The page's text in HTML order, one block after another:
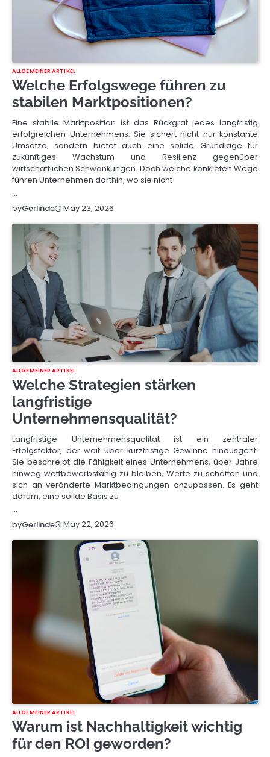
ALLGEMEINER ARTIKEL
Welche Erfolgswege führen zu
stabilen Marktpositionen?
Eine stabile Marktposition ist das Rückgrat jedes langfristig
erfolgreichen Unternehmens. Sie sichert nicht nur konstante
Umsätze, sondern bietet auch eine solide Grundlage für
zukünftiges Wachstum und Resilienz gegenüber
wirtschaftlichen Schwankungen. Doch welche konkreten Wege
führen Unternehmen dorthin, wo sie nicht
…
byGerlinde May 23, 2026
ALLGEMEINER ARTIKEL
Welche Strategien stärken
langfristige
Unternehmensqualität?
Langfristige Unternehmensqualität ist ein zentraler
Erfolgsfaktor, der weit über kurzfristige Gewinne hinausgeht.
Sie beschreibt die Fähigkeit eines Unternehmens, über Jahre
hinweg wettbewerbsfähig zu bleiben, Werte zu schaffen und
sich an veränderte Marktbedingungen anzupassen. Es geht
darum, eine solide Basis zu
…
byGerlinde May 22, 2026
ALLGEMEINER ARTIKEL
Warum ist Nachhaltigkeit wichtig
für den ROI geworden?